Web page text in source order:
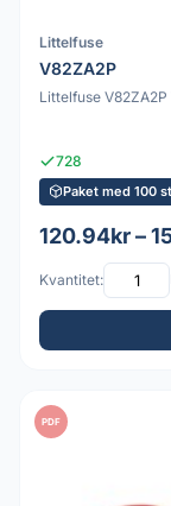
Littelfuse
V82ZA2P
Littelfuse
728
Paket med 100
120.94kr –
Kvantitet:
PDF